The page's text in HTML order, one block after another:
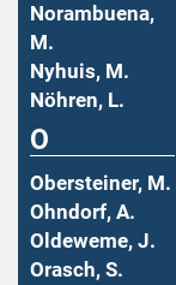
Norambuena,
M.
Nyhuis, M.
Nöhren, L.
O
Obersteiner, M.
Ohndorf, A.
Oldeweme, J.
Orasch, S.